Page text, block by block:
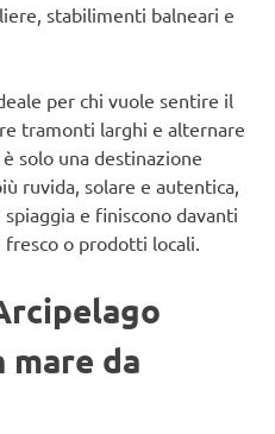
stabilimenti balneari e
per chi vuole sentire il
tramonti larghi e alternare
solo una destinazione
ruvida, solare e autentica,
e finiscono davanti
o prodotti locali.
mare da